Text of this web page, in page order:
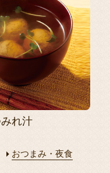
れ汁
おつまみ・夜食